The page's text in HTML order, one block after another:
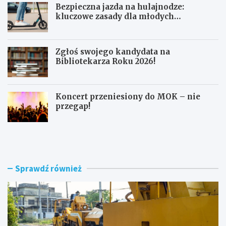
Bezpieczna jazda na hulajnodze:
kluczowe zasady dla młodych
Zgłoś swojego kandydata na
Bibliotekarza Roku 2026!
Koncert przeniesiony do MOK – nie
przegap!
N
o
d
o
i
m
B
e
z
n
a
j
Sprawdź również